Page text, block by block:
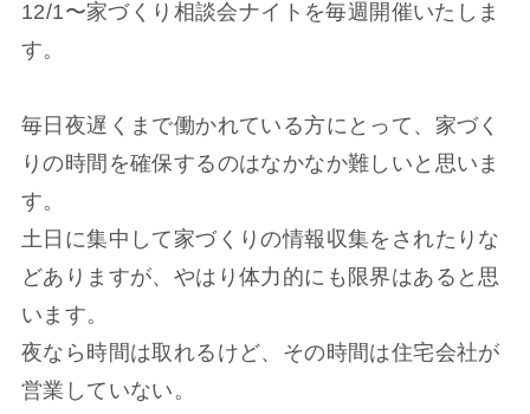
12/1〜家づくり相談会ナイトを毎週開催いたしま
す。
毎日夜遅くまで働かれている方にとって、家づく
りの時間を確保するのはなかなか難しいと思いま
す。
土日に集中して家づくりの情報収集をされたりな
どありますが、やはり体力的にも限界はあると思
います。
夜なら時間は取れるけど、その時間は住宅会社が
営業していない。